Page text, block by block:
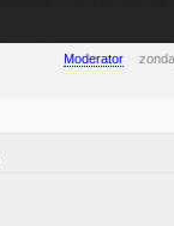
Moderator